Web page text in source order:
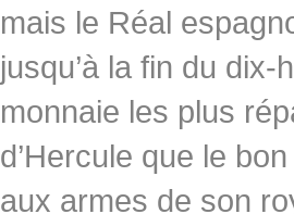
mais le Réal
jusqu’à la fin du
monnaie les plus
d’Hercule que le
aux armes de son